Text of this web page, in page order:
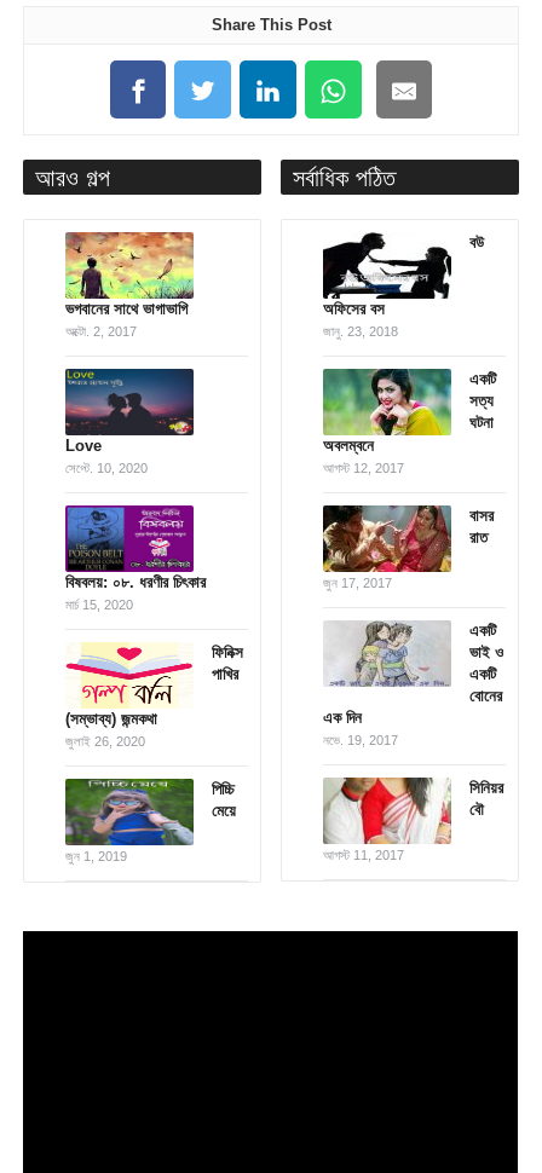
Share This Post
আরও গল্প
ভগবানের সাথে ভাগাভাগি
অক্টো. 2, 2017
Love
সেপ্টে. 10, 2020
বিষবলয়: ০৮. ধরণীর চিৎকার
মার্চ 15, 2020
ফিনিক্স
পাখির
(সম্ভাব্য) জন্মকথা
জুলাই 26, 2020
পিচ্চি
মেয়ে
জুন 1, 2019
সর্বাধিক পঠিত
বউ
অফিসের বস
জানু. 23, 2018
একটি
সত্য
ঘটনা
অবলম্বনে
আগস্ট 12, 2017
বাসর
রাত
জুন 17, 2017
একটি
ভাই ও
একটি
বোনের
এক দিন
নভে. 19, 2017
সিনিয়র
বৌ
আগস্ট 11, 2017